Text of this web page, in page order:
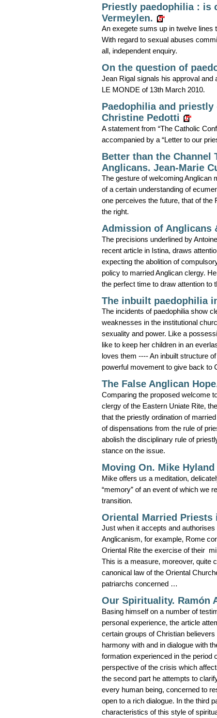
Priestly paedophilia : is
Vermeylen.
An exegete sums up in twelve lines
With regard to sexual abuses
all, independent enquiry.
On the question of
Jean Rigal signals his approval and
LE MONDE of 13th March 2010.
Paedophilia and
Christine Pedotti
A statement from “The Catholic
accompanied by a “Letter to our
Better than the Channel
Anglicans. Jean-Marie
The gesture of welcoming Anglican
of a certain understanding of
one perceives the future, that of
the right.
Admission of Anglicans
The precisions underlined by
recent article in Istina, draws
expecting the abolition of
policy to married Anglican clergy.
the perfect time to draw attention to
The inbuilt paedophilia
The incidents of paedophilia show
weaknesses in the institutional
sexuality and power. Like a
like to keep her children in an
loves them ---- An inbuilt structure
powerful movement to give back to
The False Anglican
Comparing the proposed welcome
clergy of the Eastern Uniate Rite,
that the priestly ordination of
of dispensations from the rule of
abolish the disciplinary rule of
stance on the issue.
Moving On. Mike Hyland
Mike offers us a meditation,
“memory” of an event of which we
transition.
Oriental Married Priests
Just when it accepts and
Anglicanism, for example, Rome
Oriental Rite the exercise of their
This is a measure, moreover, quite
canonical law of the Oriental
patriarchs concerned …
Our Spirituality. Ramón
Basing himself on a number of
personal experience, the article
certain groups of Christian
harmony with and in dialogue with
formation experienced in the period
perspective of the crisis which
the second part he attempts to
every human being, concerned to
open to a rich dialogue. In the third
characteristics of this style of